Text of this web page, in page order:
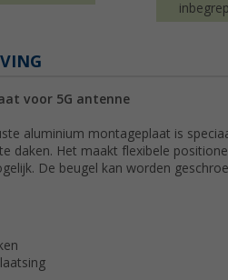
voor 5G antenne
aluminium montageplaat is
daken. Het maakt flexibele
De beugel kan worden